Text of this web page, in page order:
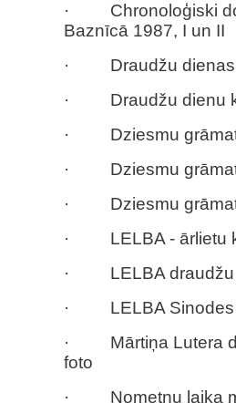
· Chronoloģiski
Baznīcā 1987, I un II
· Draudžu dienas,
· Draudžu dienu
· Dziesmu
· Dziesmu
· Dziesmu
· LELBA - ārlietu
· LELBA draudžu
· LELBA Sinodes
· Mārtiņa Lutera
foto
· Nometņu laika